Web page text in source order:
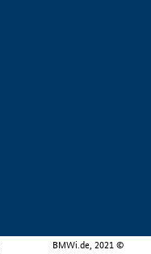
BMWi.de, 2021 ©